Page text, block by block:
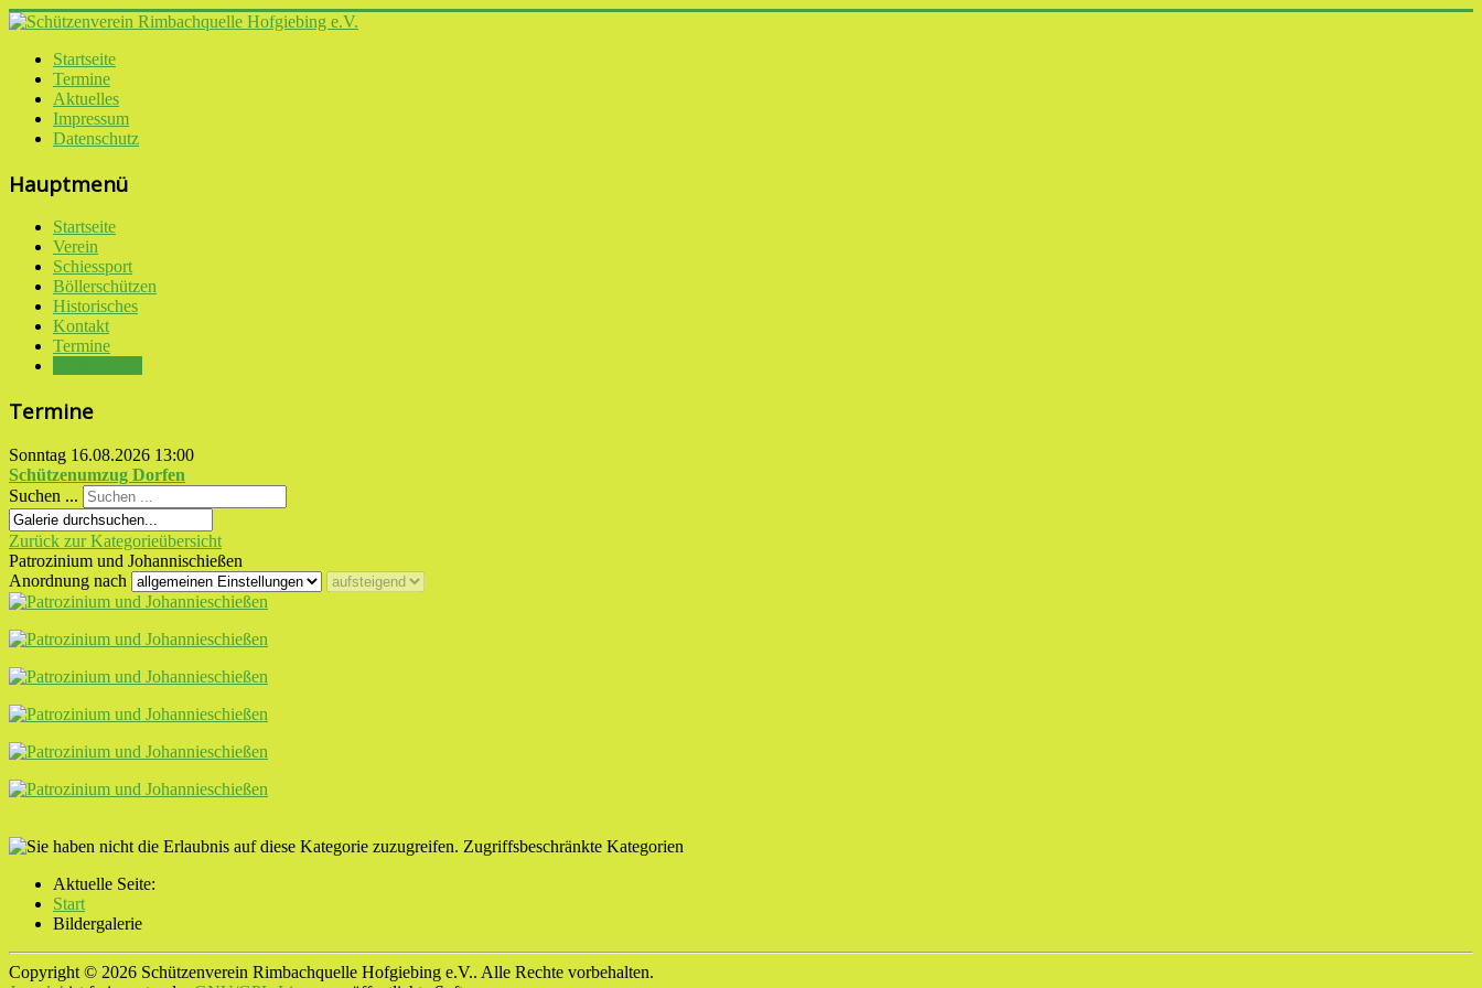
Startseite
Termine
Aktuelles
Impressum
Datenschutz
Hauptmenü
Startseite
Verein
Schiessport
Böllerschützen
Historisches
Kontakt
Termine
Termine
Sonntag 16.08.2026 13:00
Schützenumzug Dorfen
Suchen ...
Zurück zur Kategorieübersicht
Patrozinium und Johannischießen
Anordnung nach
Zugriffsbeschränkte Kategorien
Aktuelle Seite:
Start
Bildergalerie
Copyright © 2026 Schützenverein Rimbachquelle Hofgiebing e.V.. Alle Rechte vorbehalten.